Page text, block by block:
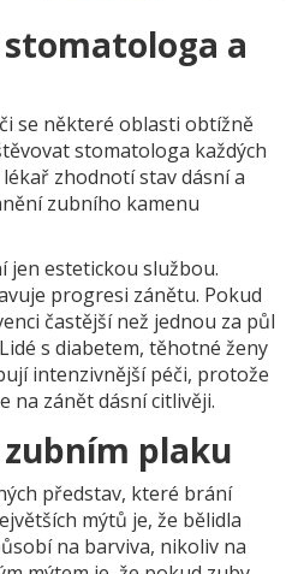
a
se některé oblasti obtížně
stomatologa každých
zhodnotí stav dásní a
zubního kamenu
jen estetickou službou.
progresi zánětu. Pokud
častější než jednou za půl
s diabetem, těhotné ženy
intenzivnější péči, protože
na zánět dásní citlivěji.
plaku
představ, které brání
mýtů je, že bělidla
na barviva, nikoliv na